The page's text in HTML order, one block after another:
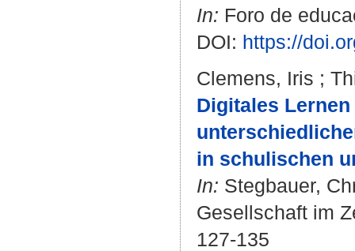
In: Foro de
DOI: https://
Clemens, Iris ;
Digitales
in schulischen
In: Stegbauer,
Gesellschaft im
127-135